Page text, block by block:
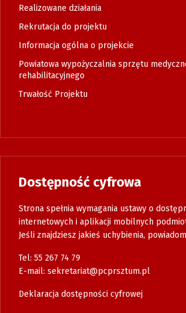
Realizowane działania
Rekrutacja do projektu
Informacja ogólna o projekcie
Powiatowa wypożyczalnia sprzętu
rehabilitacyjnego
Trwałość Projektu
Dostępność cyfrowa
Strona spełnia wymagania ustawy o
internetowych i aplikacji mobilnych
Jeśli znajdziesz jakieś uchybienia,
Tel: 55 267 74 79
E-mail: sekretariat@pcprsztum.pl
Deklaracja dostępności cyfrowej